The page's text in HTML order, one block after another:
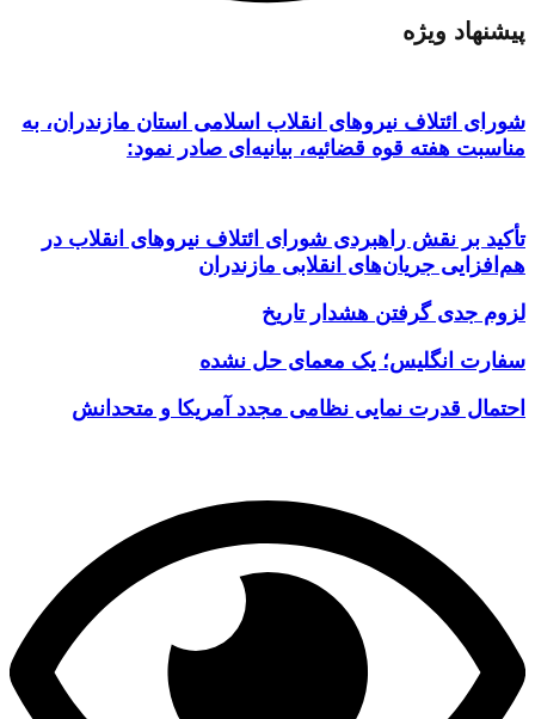
پیشنهاد ویژه
شورای ائتلاف نیروهای انقلاب اسلامی استان مازندران، به
مناسبت هفته قوه قضائیه، بیانیه‌ای صادر نمود:
تأکید بر نقش راهبردی شورای ائتلاف نیروهای انقلاب در
هم‌افزایی جریان‌های انقلابی مازندران
لزوم جدی گرفتن هشدار تاریخ
سفارت انگلیس؛ یک معمای حل نشده
احتمال قدرت نمایی نظامی مجدد آمریکا و متحدانش